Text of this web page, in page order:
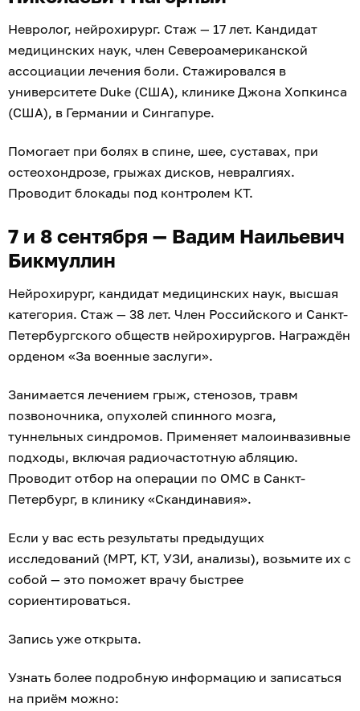
Невролог, нейрохирург. Стаж — 17 лет. Кандидат
медицинских наук, член Североамериканской
ассоциации лечения боли. Стажировался в
университете Duke (США), клинике Джона Хопкинса
(США), в Германии и Сингапуре.
Помогает при болях в спине, шее, суставах, при
остеохондрозе, грыжах дисков, невралгиях.
Проводит блокады под контролем КТ.
7 и 8 сентября — Вадим Наильевич
Бикмуллин
Нейрохирург, кандидат медицинских наук, высшая
категория. Стаж — 38 лет. Член Российского и Санкт-
Петербургского обществ нейрохирургов. Награждён
орденом «За военные заслуги».
Занимается лечением грыж, стенозов, травм
позвоночника, опухолей спинного мозга,
туннельных синдромов. Применяет малоинвазивные
подходы, включая радиочастотную абляцию.
Проводит отбор на операции по ОМС в Санкт-
Петербург, в клинику «Скандинавия».
Если у вас есть результаты предыдущих
исследований (МРТ, КТ, УЗИ, анализы), возьмите их с
собой — это поможет врачу быстрее
сориентироваться.
Запись уже открыта.
Узнать более подробную информацию и записаться
на приём можно: